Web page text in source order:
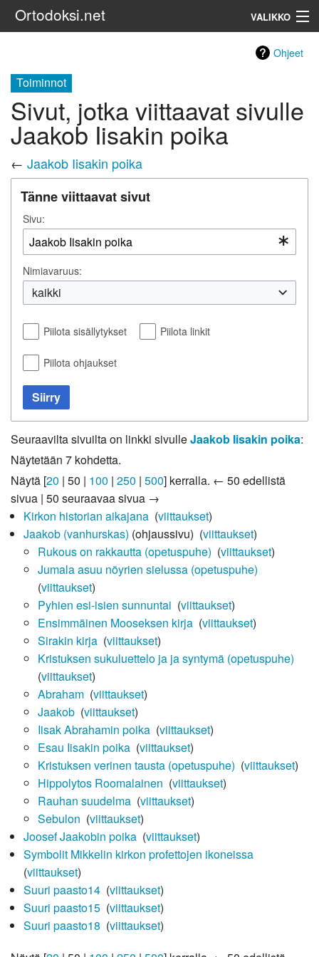
Ortodoksi.net VALIKKO
Ohjeet
Toiminnot
Sivut, jotka viittaavat sivulle
Jaakob Iisakin poika
← Jaakob Iisakin poika
Tänne viittaavat sivut
Sivu:
Nimiavaruus:
kaikki
Piilota sisällytykset Piilota linkit
Piilota ohjaukset
Siirry
Seuraavilta sivuilta on linkki sivulleJaakob Iisakin poika:
Näytetään 7 kohdetta.
Näytä [20 | 50 | 100 | 250 | 500] kerralla. ← 50 edellistä
sivua | 50 seuraavaa sivua →
Kirkon historian aikajana‎ (viittaukset)
Jaakob (vanhurskas) (ohjaussivu) ‎ (viittaukset)
Rukous on rakkautta (opetuspuhe) (viittaukset)
Jumala asuu nöyrien sielussa (opetuspuhe)
(viittaukset)
Pyhien esi-isien sunnuntai (viittaukset)
Ensimmäinen Mooseksen kirja‎ (viittaukset)
Sirakin kirja‎ (viittaukset)
Kristuksen sukuluettelo ja ja syntymä (opetuspuhe)
(viittaukset)
Abraham‎ (viittaukset)
Jaakob‎ (viittaukset)
Iisak Abrahamin poika‎ (viittaukset)
Esau Iisakin poika‎ (viittaukset)
Kristuksen verinen tausta (opetuspuhe) (viittaukset)
Hippolytos Roomalainen (viittaukset)
Rauhan suudelma‎ (viittaukset)
Sebulon (viittaukset)
Joosef Jaakobin poika‎ (viittaukset)
Symbolit Mikkelin kirkon profettojen ikoneissa‎
(viittaukset)
Suuri paasto14‎ (viittaukset)
Suuri paasto15‎ (viittaukset)
Suuri paasto18 (viittaukset)